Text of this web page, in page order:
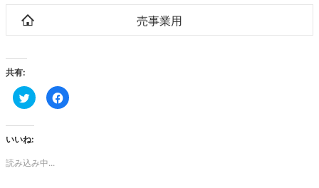
売事業用
共有:
ク
リ
し
て
Twitter
共
Facebook
で
いいね:
読み込み中...